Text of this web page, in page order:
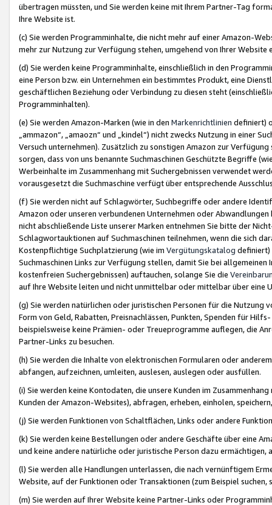
übertragen müssten, und Sie werden keine mit Ihrem Partner-Tag
Ihre Website ist.
(c) Sie werden Programminhalte, die nicht mehr auf einer Amazon-
mehr zur Nutzung zur Verfügung stehen, umgehend von Ihrer
(d) Sie werden keine Programminhalte, einschließlich in den
eine Person bzw. ein Unternehmen ein bestimmtes Produkt, eine
geschäftlichen Beziehung oder Verbindung zu diesen steht
Programminhalten).
(e) Sie werden Amazon-Marken (wie in den Markenrichtlinien definiert)
„ammazon“, „amaozn“ und „kindel“) nicht zwecks Nutzung in einer
Versuch unternehmen). Zusätzlich zu sonstigen Amazon zur
sorgen, dass von uns benannte Suchmaschinen Geschützte Begriffe
Werbeinhalte im Zusammenhang mit Suchergebnissen verwendet
vorausgesetzt die Suchmaschine verfügt über entsprechende
(f) Sie werden nicht auf Schlagwörter, Suchbegriffe oder andere
Amazon oder unseren verbundenen Unternehmen oder
nicht abschließende Liste unserer Marken entnehmen Sie bitte der
Schlagwortauktionen auf Suchmaschinen teilnehmen, wenn die sich
Kostenpflichtige Suchplatzierung (wie im Vergütungskatalog definiert)
Suchmaschinen Links zur Verfügung stellen, damit Sie bei
kostenfreien Suchergebnissen) auftauchen, solange Sie die
auf Ihre Website leiten und nicht unmittelbar oder mittelbar über eine
(g) Sie werden natürlichen oder juristischen Personen für die Nutzung
Form von Geld, Rabatten, Preisnachlässen, Punkten, Spenden für
beispielsweise keine Prämien- oder Treueprogramme auflegen, die
Partner-Links zu besuchen.
(h) Sie werden die Inhalte von elektronischen Formularen oder
abfangen, aufzeichnen, umleiten, auslesen, auslegen oder ausfüllen.
(i) Sie werden keine Kontodaten, die unsere Kunden im
Kunden der Amazon-Websites), abfragen, erheben, einholen,
(j) Sie werden Funktionen von Schaltflächen, Links oder andere
(k) Sie werden keine Bestellungen oder andere Geschäfte über eine
und keine andere natürliche oder juristische Person dazu
(l) Sie werden alle Handlungen unterlassen, die nach vernünftigem
Website, auf der Funktionen oder Transaktionen (zum Beispiel
(m) Sie werden auf Ihrer Website keine Partner-Links oder